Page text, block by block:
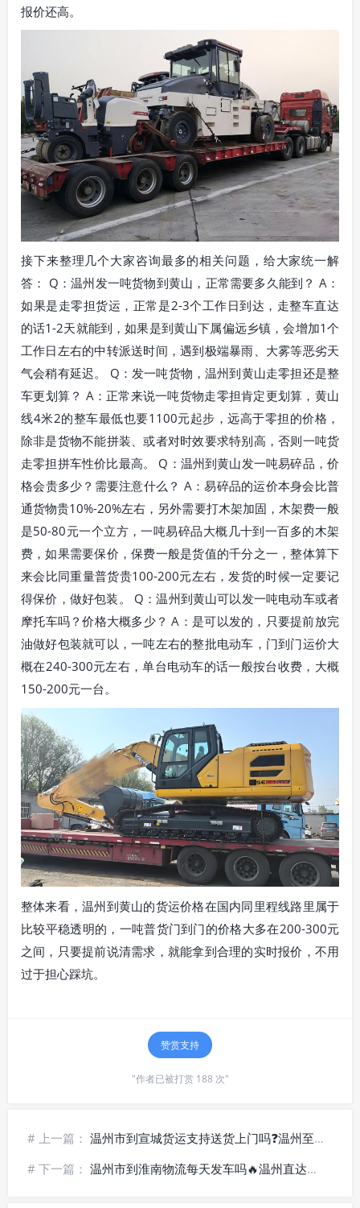
报价还高。
接下来整理几个大家咨询最多的相关问题，给大家统一解
答： Q：温州发一吨货物到黄山，正常需要多久能到？ A：
如果是走零担货运，正常是2-3个工作日到达，走整车直达
的话1-2天就能到，如果是到黄山下属偏远乡镇，会增加1个
工作日左右的中转派送时间，遇到极端暴雨、大雾等恶劣天
气会稍有延迟。 Q：发一吨货物，温州到黄山走零担还是整
车更划算？ A：正常来说一吨货物走零担肯定更划算，黄山
线4米2的整车最低也要1100元起步，远高于零担的价格，
除非是货物不能拼装、或者对时效要求特别高，否则一吨货
走零担拼车性价比最高。 Q：温州到黄山发一吨易碎品，价
格会贵多少？需要注意什么？ A：易碎品的运价本身会比普
通货物贵10%-20%左右，另外需要打木架加固，木架费一般
是50-80元一个立方，一吨易碎品大概几十到一百多的木架
费，如果需要保价，保费一般是货值的千分之一，整体算下
来会比同重量普货贵100-200元左右，发货的时候一定要记
得保价，做好包装。 Q：温州到黄山可以发一吨电动车或者
摩托车吗？价格大概多少？ A：是可以发的，只要提前放完
油做好包装就可以，一吨左右的整批电动车，门到门运价大
概在240-300元左右，单台电动车的话一般按台收费，大概
150-200元一台。
整体来看，温州到黄山的货运价格在国内同里程线路里属于
比较平稳透明的，一吨普货门到门的价格大多在200-300元
之间，只要提前说清需求，就能拿到合理的实时报价，不用
过于担心踩坑。
赞赏支持
"作者已被打赏 188 次"
# 上一篇： 温州市到宣城货运支持送货上门吗❓温州至宣城物流专线_门到门托运
# 下一篇： 温州市到淮南物流每天发车吗🔥温州直达淮南货运_高频专线运输